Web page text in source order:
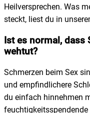
Heilversprechen. Was
steckt, liest du in
Ist es normal, dass
wehtut?
Schmerzen beim Sex
und empfindlichere
du einfach hinnehmen